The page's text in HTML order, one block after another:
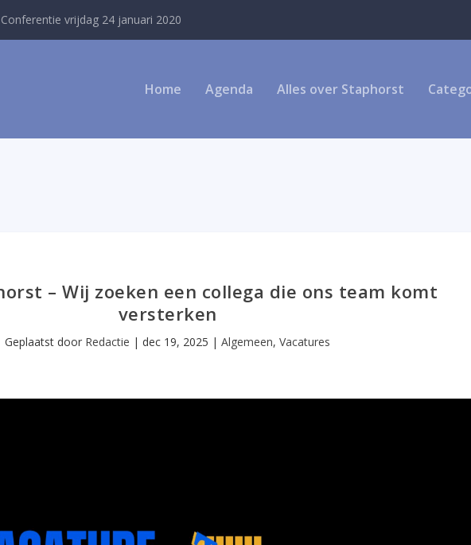
vrijdag 24 januari 2020
Home Agenda Alles over Staphorst
– Wij zoeken een collega die ons team komt
versterken
Geplaatst door Redactie |dec 19, 2025 |Algemeen,Vacatures